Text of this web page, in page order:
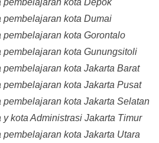
pembelajaran kota Depok
pembelajaran kota Dumai
kota Gorontalo
pembelajaran kota Gunungsitoli
kota Jakarta Barat
kota Jakarta Pusat
kota Jakarta Selatan
kota Administrasi Jakarta Timur
kota Jakarta Utara